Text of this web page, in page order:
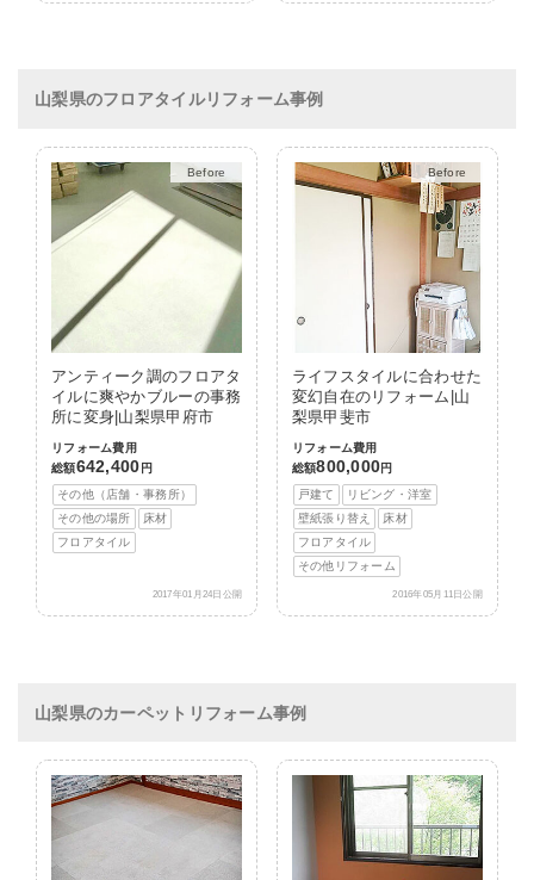
山梨県のフロアタイルリフォーム事例
After
アンティーク調のフロアタ
イルに爽やかブルーの事務
所に変身|山梨県甲府市
リフォーム費用
総額642,400 円
その他（店舗・事務所）
その他の場所
床材
フロアタイル
2017年01月24日公開
After
ライフスタイルに合わせた
変幻自在のリフォーム|山
梨県甲斐市
リフォーム費用
総額800,000円
戸建て
リビング・洋室
壁紙張り替え
床材
フロアタイル
その他リフォーム
2016年05月11日公開
山梨県のカーペットリフォーム事例